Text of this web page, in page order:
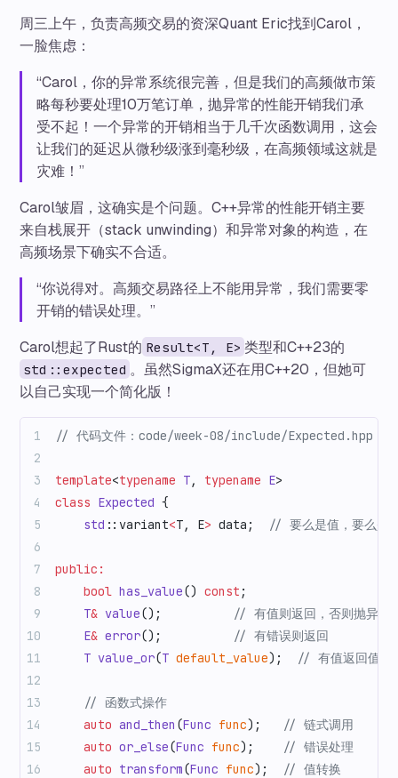
周三上午，负责高频交易的资深Quant Eric找到Carol，
一脸焦虑：
“Carol，你的异常系统很完善，但是我们的高频做市策
略每秒要处理10万笔订单，抛异常的性能开销我们承
受不起！一个异常的开销相当于几千次函数调用，这会
让我们的延迟从微秒级涨到毫秒级，在高频领域这就是
灾难！”
Carol皱眉，这确实是个问题。C++异常的性能开销主要
来自栈展开（stack unwinding）和异常对象的构造，在
高频场景下确实不合适。
“你说得对。高频交易路径上不能用异常，我们需要零
开销的错误处理。”
Carol想起了Rust的 Result<T, E> 类型和C++23的
std::expected 。虽然SigmaX还在用C++20，但她可
以自己实现一个简化版！
// 代码文件：code/week-08/include/Expected.hpp
template<typename T, typename E>
class Expected {
    std
::variant<T, E> data;
// 要么是值，要么是
public:
    bool
has_value() const ;
    T
& value();
          // 有值则返回，否则抛异常
    E
& error();
          // 有错误则返回
    T
value_or(T default_value);
// 有值返回值，
    // 函数式操作
    auto
and_then (Func func);
   // 链式调用
    auto
or_else(Func func);
    // 错误处理
    auto
transform(Func func);
  // 值转换